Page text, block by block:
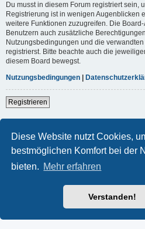
Diese Website nutzt Cookies,
bestmöglichen Komfort bei der
bieten. Mehr erfahren
Verstanden!
Du musst in diesem Forum registriert sein,
Registrierung ist in wenigen Augenblicken
weitere Funktionen zuzugreifen. Die
Benutzern auch zusätzliche
Nutzungsbedingungen und die
registrierst. Bitte beachte auch die
diesem Board bewegst.
Nutzungsbedingungen
Registrieren
TUK TUK Thailand Reisetipps Foren-
Powered byphpBB ® Forum
Deutsche Übersetzung